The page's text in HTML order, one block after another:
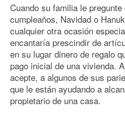
Cuando su familia le
cumpleaños, Navidad o
cualquier otra ocasión
encantaría prescindir de
en su lugar dinero de regalo
pago inicial de una vivienda.
acepte, a algunos de sus
que le están ayudando a
propietario de una casa.